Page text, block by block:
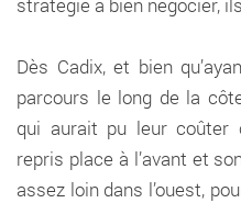
Dès Cadix, et bien
parcours le long de la
qui aurait pu leur coûter
repris place à l’avant et
assez loin dans l’ouest,